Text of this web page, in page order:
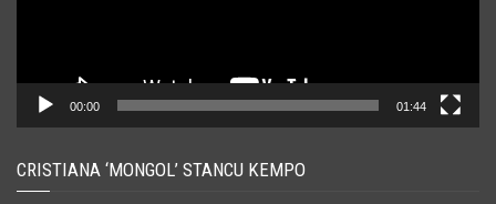
00:00 01:44
CRISTIANA ‘MONGOL’ STANCU KEMPO